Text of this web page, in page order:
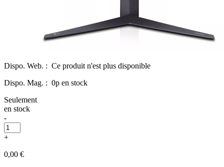
Dispo. Web. : Ce produit n'est plus disponible
Dispo. Mag. : 0p en stock
Seulement
en stock
-
+
0,00 €